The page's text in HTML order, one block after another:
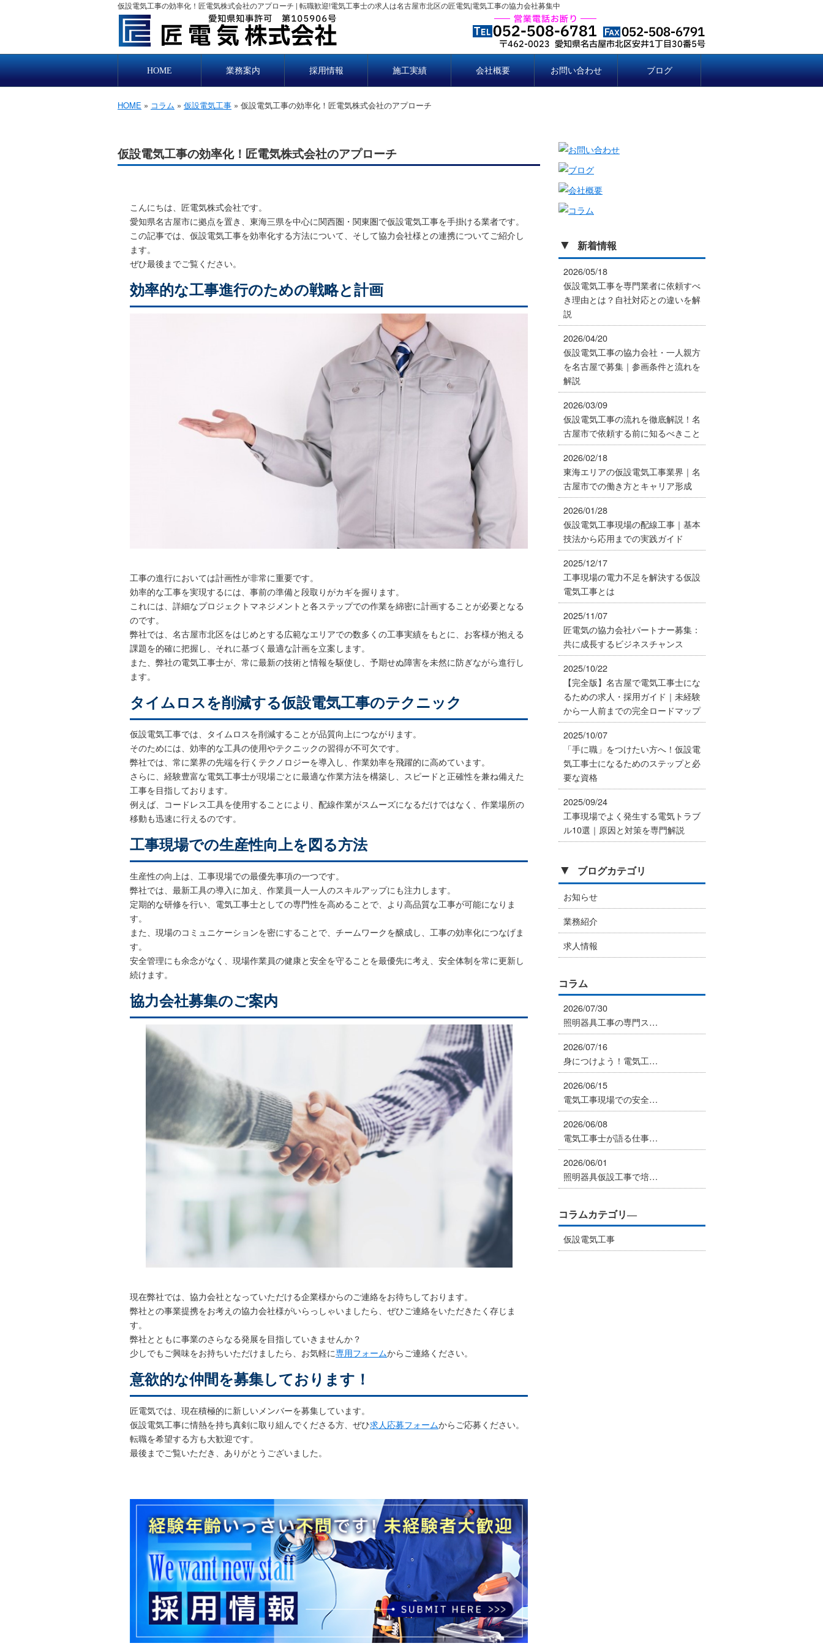
仮設電気工事の効率化！匠電気株式会社のアプローチ | 転職歓迎!電気工事士の求人は名古屋市北区の匠電気|電気工事の協力会社募集中
HOME 業務案内 採用情報 施工実績 会社概要 お問い合わせ ブログ
HOME » コラム » 仮設電気工事 » 仮設電気工事の効率化！匠電気株式会社のアプローチ
仮設電気工事の効率化！匠電気株式会社のアプローチ
こんにちは、匠電気株式会社です。
愛知県名古屋市に拠点を置き、東海三県を中心に関西圏・関東圏で仮設電気工事を手掛ける業者です。
この記事では、仮設電気工事を効率化する方法について、そして協力会社様との連携についてご紹介し
ます。
ぜひ最後までご覧ください。
効率的な工事進行のための戦略と計画
工事の進行においては計画性が非常に重要です。
効率的な工事を実現するには、事前の準備と段取りがカギを握ります。
これには、詳細なプロジェクトマネジメントと各ステップでの作業を綿密に計画することが必要となる
のです。
弊社では、名古屋市北区をはじめとする広範なエリアでの数多くの工事実績をもとに、お客様が抱える
課題を的確に把握し、それに基づく最適な計画を立案します。
また、弊社の電気工事士が、常に最新の技術と情報を駆使し、予期せぬ障害を未然に防ぎながら進行し
ます。
タイムロスを削減する仮設電気工事のテクニック
仮設電気工事では、タイムロスを削減することが品質向上につながります。
そのためには、効率的な工具の使用やテクニックの習得が不可欠です。
弊社では、常に業界の先端を行くテクノロジーを導入し、作業効率を飛躍的に高めています。
さらに、経験豊富な電気工事士が現場ごとに最適な作業方法を構築し、スピードと正確性を兼ね備えた
工事を目指しております。
例えば、コードレス工具を使用することにより、配線作業がスムーズになるだけではなく、作業場所の
移動も迅速に行えるのです。
工事現場での生産性向上を図る方法
生産性の向上は、工事現場での最優先事項の一つです。
弊社では、最新工具の導入に加え、作業員一人一人のスキルアップにも注力します。
定期的な研修を行い、電気工事士としての専門性を高めることで、より高品質な工事が可能になりま
す。
また、現場のコミュニケーションを密にすることで、チームワークを醸成し、工事の効率化につなげま
す。
安全管理にも余念がなく、現場作業員の健康と安全を守ることを最優先に考え、安全体制を常に更新し
続けます。
協力会社募集のご案内
現在弊社では、協力会社となっていただける企業様からのご連絡をお待ちしております。
弊社との事業提携をお考えの協力会社様がいらっしゃいましたら、ぜひご連絡をいただきたく存じま
す。
弊社とともに事業のさらなる発展を目指していきませんか？
少しでもご興味をお持ちいただけましたら、お気軽に専用フォームからご連絡ください。
意欲的な仲間を募集しております！
匠電気では、現在積極的に新しいメンバーを募集しています。
仮設電気工事に情熱を持ち真剣に取り組んでくださる方、ぜひ求人応募フォームからご応募ください。
転職を希望する方も大歓迎です。
最後までご覧いただき、ありがとうございました。
▼ 新着情報
2026/05/18
仮設電気工事を専門業者に依頼すべ
き理由とは？自社対応との違いを解
説
2026/04/20
仮設電気工事の協力会社・一人親方
を名古屋で募集｜参画条件と流れを
解説
2026/03/09
仮設電気工事の流れを徹底解説！名
古屋市で依頼する前に知るべきこと
2026/02/18
東海エリアの仮設電気工事業界｜名
古屋市での働き方とキャリア形成
2026/01/28
仮設電気工事現場の配線工事｜基本
技法から応用までの実践ガイド
2025/12/17
工事現場の電力不足を解決する仮設
電気工事とは
2025/11/07
匠電気の協力会社パートナー募集：
共に成長するビジネスチャンス
2025/10/22
【完全版】名古屋で電気工事士にな
るための求人・採用ガイド｜未経験
から一人前までの完全ロードマップ
2025/10/07
「手に職」をつけたい方へ！仮設電
気工事士になるためのステップと必
要な資格
2025/09/24
工事現場でよく発生する電気トラブ
ル10選｜原因と対策を専門解説
▼ ブログカテゴリ
お知らせ
業務紹介
求人情報
コラム
2026/07/30
照明器具工事の専門ス…
2026/07/16
身につけよう！電気工…
2026/06/15
電気工事現場での安全…
2026/06/08
電気工事士が語る仕事…
2026/06/01
照明器具仮設工事で培…
コラムカテゴリ―
仮設電気工事